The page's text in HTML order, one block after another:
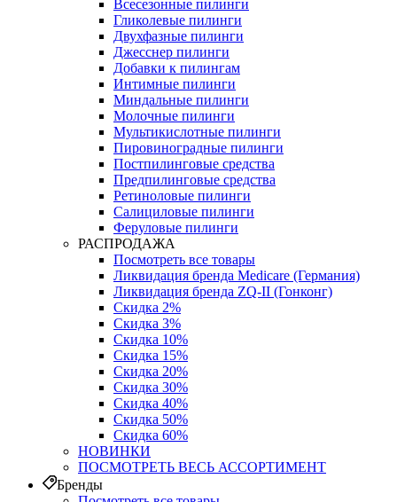
Всесезонные пилинги
Гликолевые пилинги
Двухфазные пилинги
Джесснер пилинги
Добавки к пилингам
Интимные пилинги
Миндальные пилинги
Молочные пилинги
Мультикислотные пилинги
Пировиноградные пилинги
Постпилинговые средства
Предпилинговые средства
Ретиноловые пилинги
Салициловые пилинги
Феруловые пилинги
РАСПРОДАЖА
Посмотреть все товары
Ликвидация бренда Medicare (Германия)
Ликвидация бренда ZQ-II (Гонконг)
Скидка 2%
Скидка 3%
Скидка 10%
Скидка 15%
Скидка 20%
Скидка 30%
Скидка 40%
Скидка 50%
Скидка 60%
НОВИНКИ
ПОСМОТРЕТЬ ВЕСЬ АССОРТИМЕНТ
Бренды